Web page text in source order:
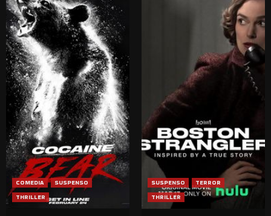
COMEDIA
SUSPENSO
THRILLER
SUSPENSO
TERROR
THRILLER